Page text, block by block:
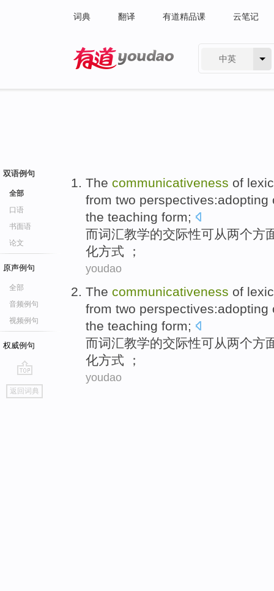
词典 翻译 有道精品课 云笔记
中英
双语例句
全部
口语
书面语
论文
原声例句
全部
音频例句
视频例句
权威例句
go
top
返回词典
The communicativeness of
from two perspectives:adopting
the teaching form;
而词汇教学的交际性可从两个方
化方式 ；
youdao
The communicativeness of
from two perspectives:adopting
the teaching form;
而词汇教学的交际性可从两个方
化方式 ；
youdao